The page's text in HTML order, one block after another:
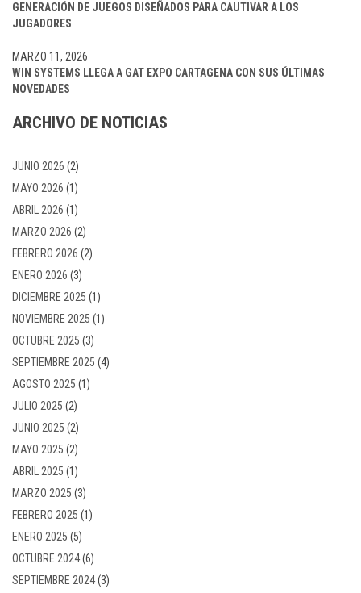
GENERACIÓN DE JUEGOS DISEÑADOS PARA CAUTIVAR A LOS
JUGADORES
WIN SYSTEMS LLEGA A GAT EXPO CARTAGENA CON SUS ÚLTIMAS
NOVEDADES
MARZO 11, 2026
ARCHIVO DE NOTICIAS
JUNIO 2026 (2)
MAYO 2026 (1)
ABRIL 2026 (1)
MARZO 2026 (2)
FEBRERO 2026 (2)
ENERO 2026 (3)
DICIEMBRE 2025 (1)
NOVIEMBRE 2025 (1)
OCTUBRE 2025 (3)
SEPTIEMBRE 2025 (4)
AGOSTO 2025 (1)
JULIO 2025 (2)
JUNIO 2025 (2)
MAYO 2025 (2)
ABRIL 2025 (1)
MARZO 2025 (3)
FEBRERO 2025 (1)
ENERO 2025 (5)
OCTUBRE 2024(6)
SEPTIEMBRE 2024(3)